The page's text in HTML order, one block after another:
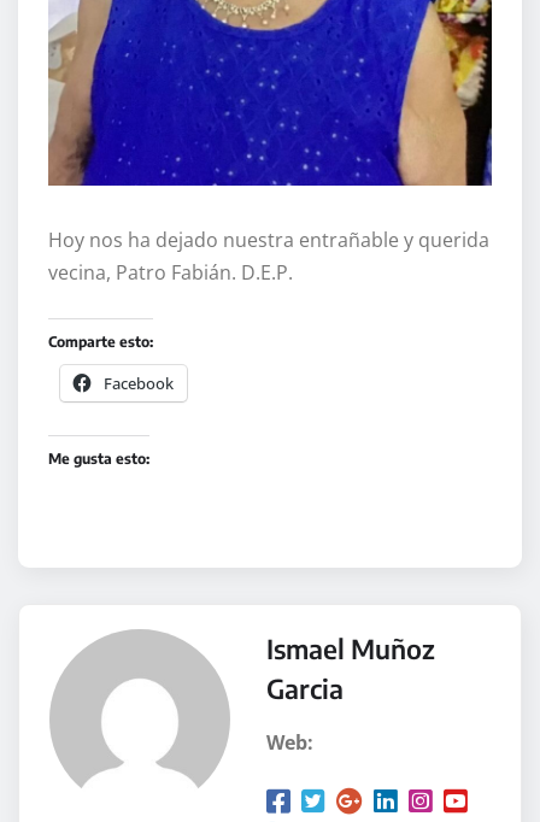
Hoy nos ha dejado nuestra entrañable y querida
vecina, Patro Fabián. D.E.P.
Comparte esto:
Facebook
Me gusta esto:
Ismael Muñoz
Garcia
Web: